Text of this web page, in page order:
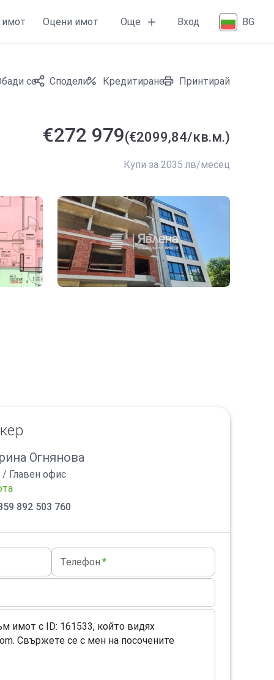
Оцени имот Още Вход BG
се Сподели Кредитиране Принтирай
€272 979(€2099,84/кв.м.)
Купи за 2035 лв/месец
Огнянова
/ Главен офис
892 503 760
Телефон *